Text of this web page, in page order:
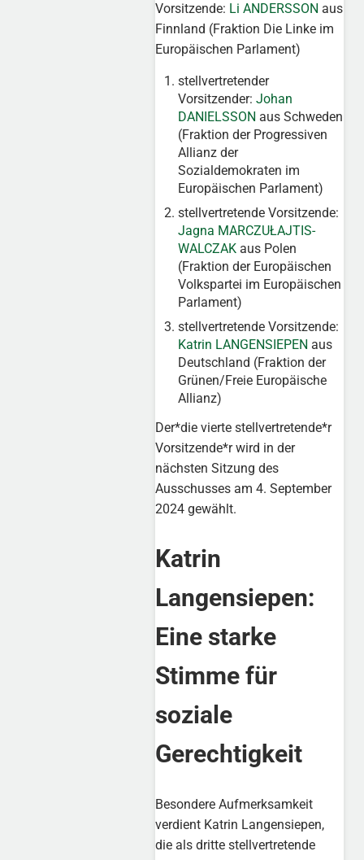
Vorsitzende: Li ANDERSSON aus
Finnland (Fraktion Die Linke im
Europäischen Parlament)
stellvertretender
Vorsitzender:Johan
DANIELSSON aus Schweden
(Fraktion der Progressiven
Allianz der
Sozialdemokraten im
Europäischen Parlament)
stellvertretende Vorsitzende:
Jagna MARCZUŁAJTIS-
WALCZAK aus Polen
(Fraktion der Europäischen
Volkspartei im Europäischen
Parlament)
stellvertretende Vorsitzende:
Katrin LANGENSIEPEN aus
Deutschland (Fraktion der
Grünen/Freie Europäische
Allianz)
Der*die vierte stellvertretende*r
Vorsitzende*r wird in der
nächsten Sitzung des
Ausschusses am 4. September
2024 gewählt.
Katrin
Langensiepen:
Eine starke
Stimme für
soziale
Gerechtigkeit
Besondere Aufmerksamkeit
verdient Katrin Langensiepen,
die als dritte stellvertretende